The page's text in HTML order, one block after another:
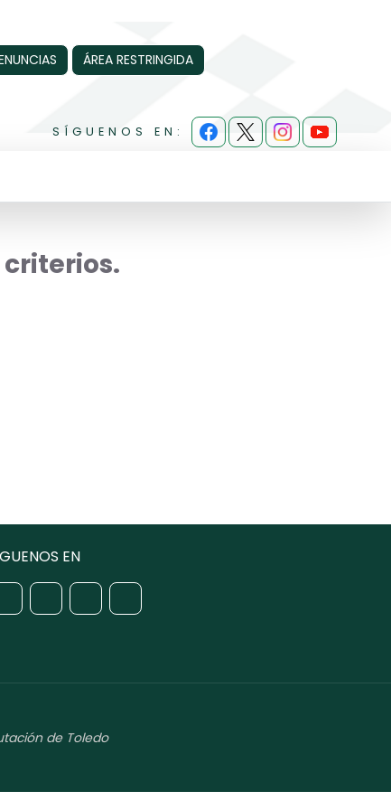
ÁREA RESTRINGIDA
SÍGUENOS EN:
EN
de Toledo